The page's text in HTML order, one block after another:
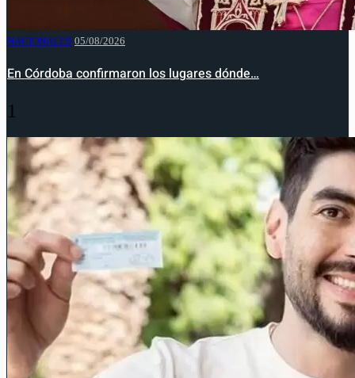
NACIONALES 05/08/2026
En Córdoba confirmaron los lugares dónde…
1